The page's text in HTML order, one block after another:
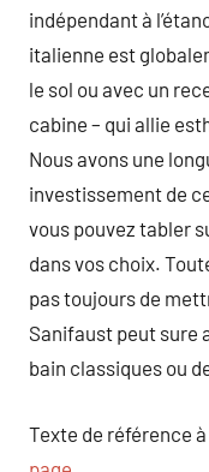
indépendant à
italienne est
le sol ou avec un
cabine – qui allie
Nous avons une
investissement de
vous pouvez tabler
dans vos choix.
pas toujours de
Sanifaust peut sure
bain classiques ou
Texte de référence